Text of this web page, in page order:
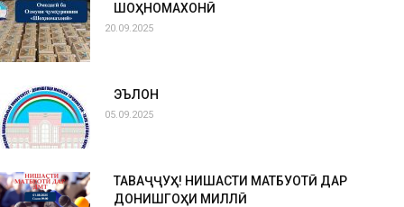
ШОҲНОМАХОНӢ
20.09.2025
ЭЪЛОН
05.09.2025
ТАВАҶҶУҲ! НИШАСТИ МАТБУОТӢ ДАР
ДОНИШГОҲИ МИЛЛӢ